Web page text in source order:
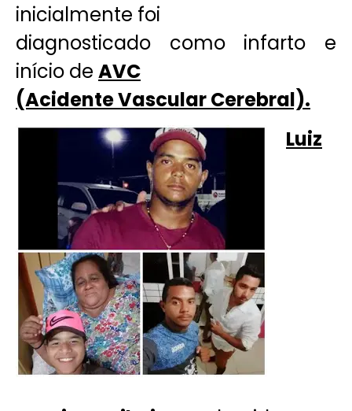
inicialmente foi
diagnosticado como infarto e
início de AVC
(Acidente Vascular Cerebral).
Luiz